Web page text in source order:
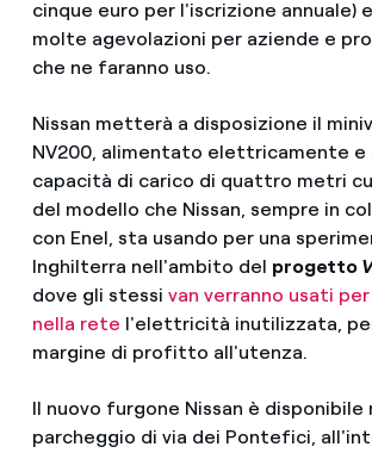
cinque euro per l'iscrizione annuale)
molte agevolazioni per aziende e
che ne faranno uso.
Nissan metterà a disposizione il
NV200, alimentato elettricamente e
capacità di carico di quattro metri
del modello che Nissan, sempre in
con Enel, sta usando per una
Inghilterra nell'ambito del progetto
dove gli stessi van verranno usati
nella rete l'elettricità inutilizzata,
margine di profitto all'utenza.
Il nuovo furgone Nissan è disponibile
parcheggio di via dei Pontefici,